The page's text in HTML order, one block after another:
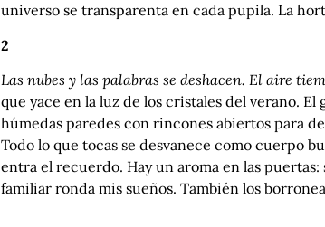
universo se transparenta en cada pupila. La
2
Las nubes y las palabras se deshacen. El aire
que yace en la luz de los cristales del verano.
húmedas paredes con rincones abiertos para
Todo lo que tocas se desvanece como cuerpo
entra el recuerdo. Hay un aroma en las
familiar ronda mis sueños. También los